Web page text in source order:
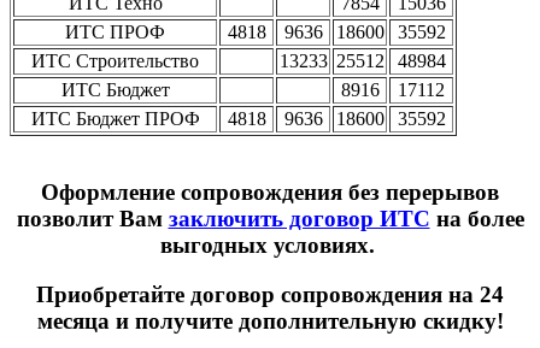
ИТС ПРОФ
4818 9636 18600
35592
ИТС Строительство
13233 25512
48984
ИТС Бюджет
8916
17112
ИТС Бюджет ПРОФ
4818 9636 18600 35592
Оформление сопровождения без перерывов
позволит Вам заключить договор ИТС на более
выгодных условиях.
Приобретайте договор сопровождения на 24
месяца и получите дополнительную скидку!